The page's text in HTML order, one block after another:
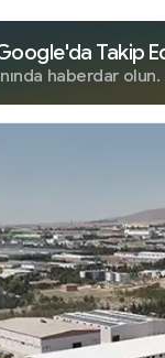
Takip
haberdar olun.